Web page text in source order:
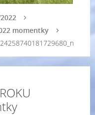
momentky